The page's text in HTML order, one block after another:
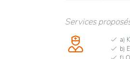
Services
a)
b)